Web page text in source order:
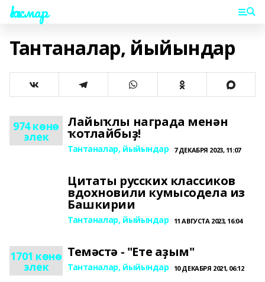
Һаҡмар
Тантаналар, йыйындар
974 көнө
элек
Лайыҡлы награда менән
ҡотлайбыҙ!
Тантаналар, йыйындар 7 ДЕКАБРЯ 2023, 11:07
Цитаты русских классиков
вдохновили кумысодела из
Башкирии
Тантаналар, йыйындар 11 АВГУСТА 2023, 16:04
1701 көнө
элек
Темәстә - "Ете аҙым"
Тантаналар, йыйындар 10 ДЕКАБРЯ 2021, 06:12